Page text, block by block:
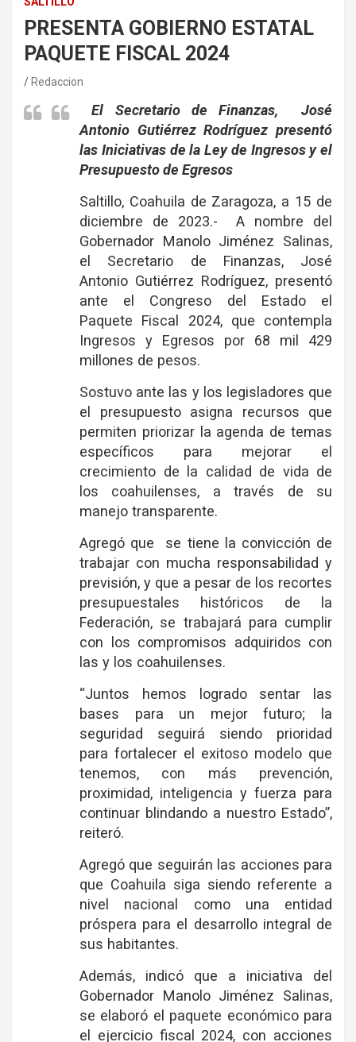
PRESENTA GOBIERNO ESTATAL
PAQUETE FISCAL 2024
Redaccion
El Secretario de Finanzas, José
Antonio Gutiérrez Rodríguez presentó
las Iniciativas de la Ley de Ingresos y el
Presupuesto de Egresos
Saltillo, Coahuila de Zaragoza, a 15 de
diciembre de 2023.- A nombre del
Gobernador Manolo Jiménez Salinas,
el Secretario de Finanzas, José
Antonio Gutiérrez Rodríguez, presentó
ante el Congreso del Estado el
Paquete Fiscal 2024, que contempla
Ingresos y Egresos por 68 mil 429
millones de pesos.
Sostuvo ante las y los legisladores que
el presupuesto asigna recursos que
permiten priorizar la agenda de temas
específicos para mejorar el
crecimiento de la calidad de vida de
los coahuilenses, a través de su
manejo transparente.
Agregó que se tiene la convicción de
trabajar con mucha responsabilidad y
previsión, y que a pesar de los recortes
presupuestales históricos de la
Federación, se trabajará para cumplir
con los compromisos adquiridos con
las y los coahuilenses.
“Juntos hemos logrado sentar las
bases para un mejor futuro; la
seguridad seguirá siendo prioridad
para fortalecer el exitoso modelo que
tenemos, con más prevención,
proximidad, inteligencia y fuerza para
continuar blindando a nuestro Estado”,
reiteró.
Agregó que seguirán las acciones para
que Coahuila siga siendo referente a
nivel nacional como una entidad
próspera para el desarrollo integral de
sus habitantes.
Además, indicó que a iniciativa del
Gobernador Manolo Jiménez Salinas,
se elaboró el paquete económico para
el ejercicio fiscal 2024, con acciones